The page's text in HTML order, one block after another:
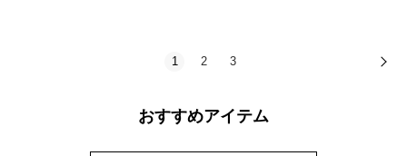
1 2 3
おすすめアイテム